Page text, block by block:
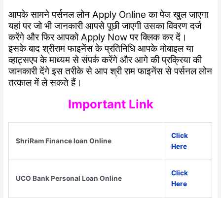
आपके सामने पर्सनल लोन Apply Online का पेज खुल जाएगा
यहां पर जो भी जानकारी आपसे पूछी जाएगी उसका विवरण दर्ज
करेंगे और फिर आपको Apply Now पर क्लिक कर दें।
इसके बाद श्रीराम फाइनेंस के प्रतिनिधि आपके मोबाइल या
व्हाट्सएप के माध्यम से संपर्क करेंगे और आगे की प्रक्रिया की
जानकारी देंगे इस तरीके से आप श्री राम फाइनेंस से पर्सनल लोन
तत्काल में ले सकते हैं।
Important Link
ShriRam Finance loan Online
Click
Here
UCO Bank Personal Loan Online
Click
Here